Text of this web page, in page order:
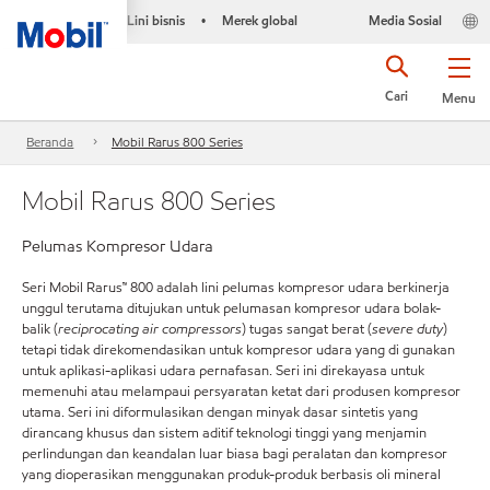
Lini bisnis • Merek global Media Sosial
Menu
Cari
Beranda Mobil Rarus 800 Series
Mobil Rarus 800 Series
Pelumas Kompresor Udara
Seri Mobil Rarus™ 800 adalah lini pelumas kompresor udara berkinerja
unggul terutama ditujukan untuk pelumasan kompresor udara bolak-
balik (reciprocating air compressors) tugas sangat berat (severe duty)
tetapi tidak direkomendasikan untuk kompresor udara yang di gunakan
untuk aplikasi-aplikasi udara pernafasan. Seri ini direkayasa untuk
memenuhi atau melampaui persyaratan ketat dari produsen kompresor
utama. Seri ini diformulasikan dengan minyak dasar sintetis yang
dirancang khusus dan sistem aditif teknologi tinggi yang menjamin
perlindungan dan keandalan luar biasa bagi peralatan dan kompresor
yang dioperasikan menggunakan produk-produk berbasis oli mineral